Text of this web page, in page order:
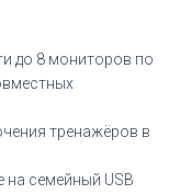
до 8 мониторов по
тренажёров в
на семейный USB